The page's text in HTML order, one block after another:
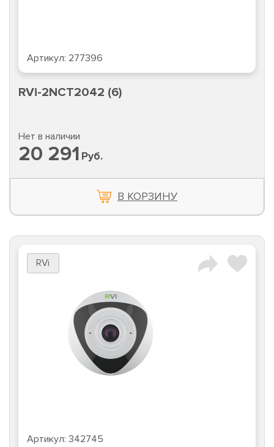
Артикул: 277396
RVi-2NCT2042 (6)
Нет в наличии
20 291 Руб.
В КОРЗИНУ
RVi
Артикул: 342745